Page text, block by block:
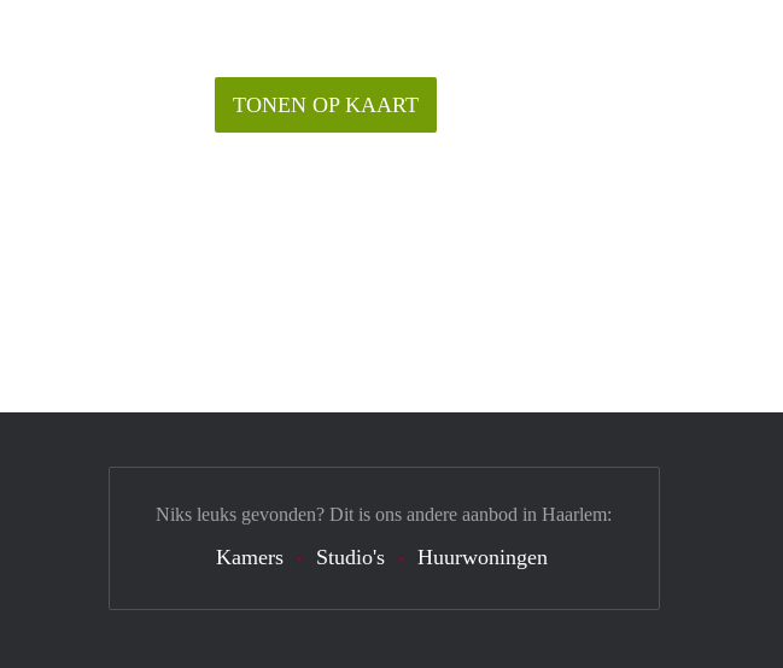
TONEN OP KAART
Niks leuks gevonden? Dit is ons andere aanbod in Haarlem:
Kamers Studio's Huurwoningen